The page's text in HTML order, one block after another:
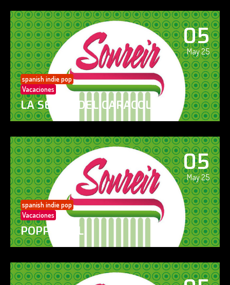
05
May 25
spanish indie pop
Vacaciones
LA SENDA DEL CARACOL
05
May 25
spanish indie pop
Vacaciones
POPPY GIRL